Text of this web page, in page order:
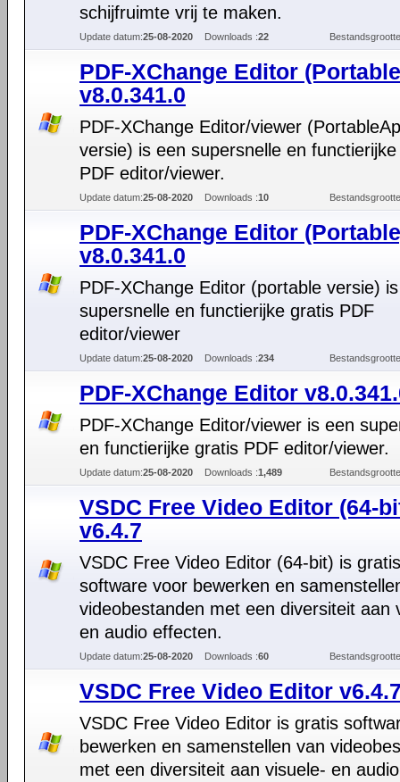
schijfruimte vrij te maken.
Update datum:25-08-2020 Downloads :22
PDF-XChange Editor
v8.0.341.0
PDF-XChange Editor/viewer
versie) is een supersnelle en
PDF editor/viewer.
Update datum:25-08-2020 Downloads :10
PDF-XChange Editor
v8.0.341.0
PDF-XChange Editor (portable versie)
supersnelle en functierijke gratis PDF
editor/viewer
Update datum:25-08-2020 Downloads :234
PDF-XChange Editor
PDF-XChange Editor/viewer is een
en functierijke gratis PDF editor/viewer.
Update datum:25-08-2020 Downloads :1,489
VSDC Free Video Editor (64-
v6.4.7
VSDC Free Video Editor (64-bit) is gratis
software voor bewerken en
videobestanden met een diversiteit aan
en audio effecten.
Update datum:25-08-2020 Downloads :60
VSDC Free Video Editor
VSDC Free Video Editor is gratis
bewerken en samenstellen van
met een diversiteit aan visuele- en audio